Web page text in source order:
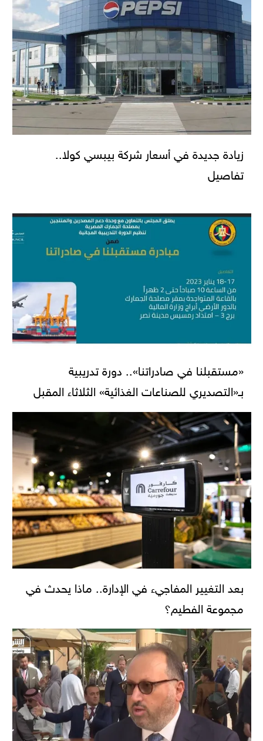
زيادة جديدة في أسعار شركة بيبسي كولا..
تفاصيل
«مستقبلنا في صادراتنا».. دورة تدريبية
بـ«التصديري للصناعات الغذائية» الثلاثاء المقبل
بعد التغيير المفاجيء في الإدارة.. ماذا يحدث في
مجموعة الفطيم؟